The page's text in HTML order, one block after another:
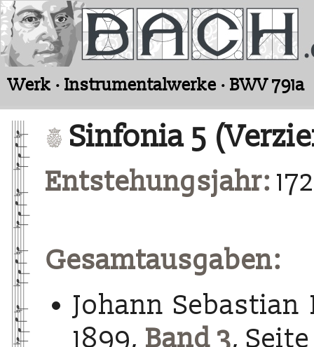
Werk · Instrumentalwerke · BWV 791a
Sinfonia 5
Entstehungsjahr:
Gesamtausgaben:
Johann Sebastian
1899, Band 3, Seite